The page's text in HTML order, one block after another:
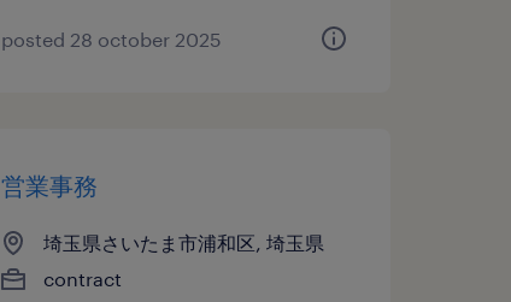
posted 28 october 2025
営業事務
埼玉県さいたま市浦和区, 埼玉県
contract